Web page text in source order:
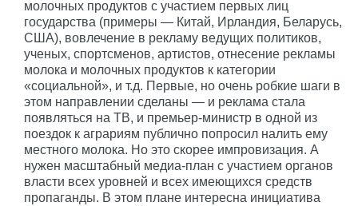
молочных продуктов с участием первых лиц
государства (примеры — Китай, Ирландия, Беларусь,
США), вовлечение в рекламу ведущих политиков,
ученых, спортсменов, артистов, отнесение рекламы
молока и молочных продуктов к категории
«социальной», и т.д. Первые, но очень робкие шаги в
этом направлении сделаны — и реклама стала
появляться на ТВ, и премьер-министр в одной из
поездок к аграриям публично попросил налить ему
местного молока. Но это скорее импровизация. А
нужен масштабный медиа-план с участием органов
власти всех уровней и всех имеющихся средств
пропаганды. В этом плане интересна инициатива